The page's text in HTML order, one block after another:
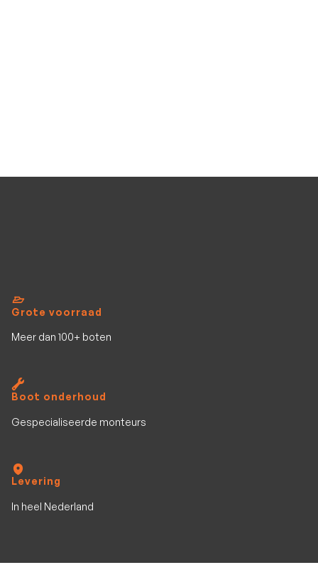
Grote voorraad
Meer dan 100+ boten
Boot onderhoud
Gespecialiseerde monteurs
Levering
In heel Nederland